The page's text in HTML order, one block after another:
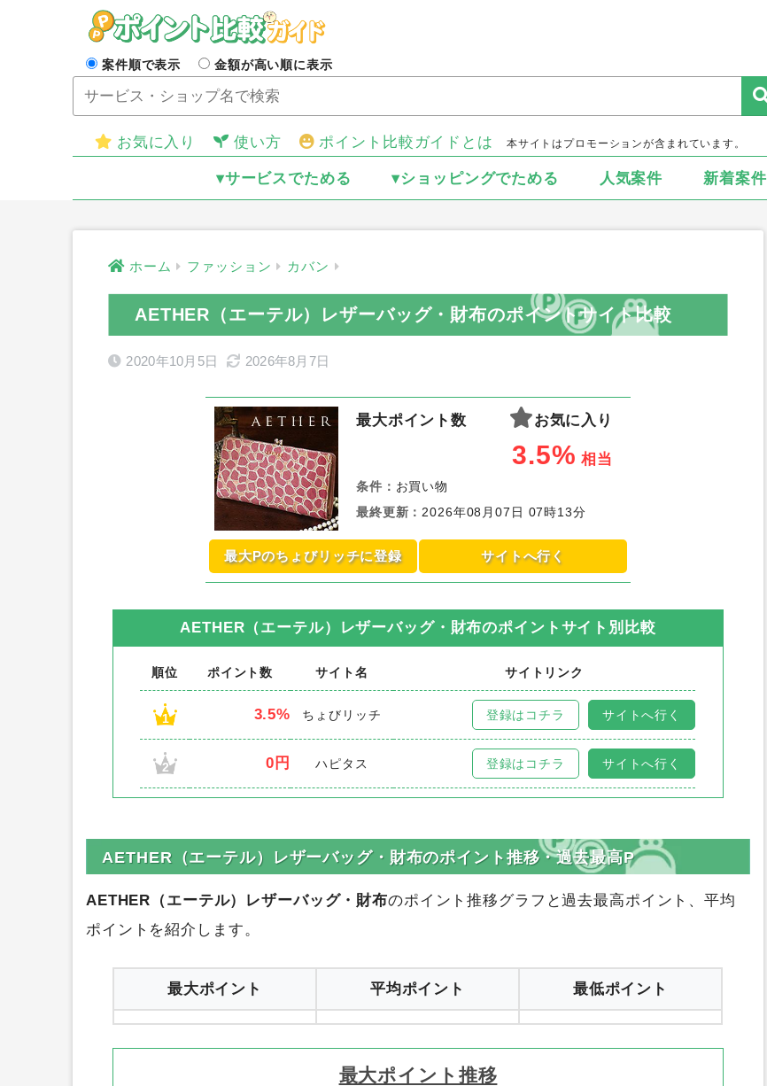
案件順で表示 金額が高い順に表示
お気に入り 使い方 ポイント比較ガイドとは 本サイトはプロモーションが含まれています。
▾サービスでためる ▾ショッピングでためる 人気案件 新着案件
ホーム ファッション カバン
AETHER（エーテル）レザーバッグ・財布のポイントサイト比較
2020年10月5日 2026年8月7日
最大ポイント数 お気に入り
3.5% 相当
条件： お買い物
最終更新 ： 2026年08月07日 07時13分
最大Pのちょびリッチに登録 サイトへ行く
AETHER（エーテル）レザーバッグ・財布のポイントサイト別比較
順位 ポイント数 サイト名 サイトリンク
1 3.5% ちょびリッチ 登録はコチラ サイトへ行く
2 0円 ハピタス 登録はコチラ サイトへ行く
AETHER（エーテル）レザーバッグ・財布のポイント推移・過去最高P
AETHER（エーテル）レザーバッグ・財布のポイント推移グラフと過去最高ポイント、平均
ポイントを紹介します。
最大ポイント 平均ポイント 最低ポイント
最大ポイント推移